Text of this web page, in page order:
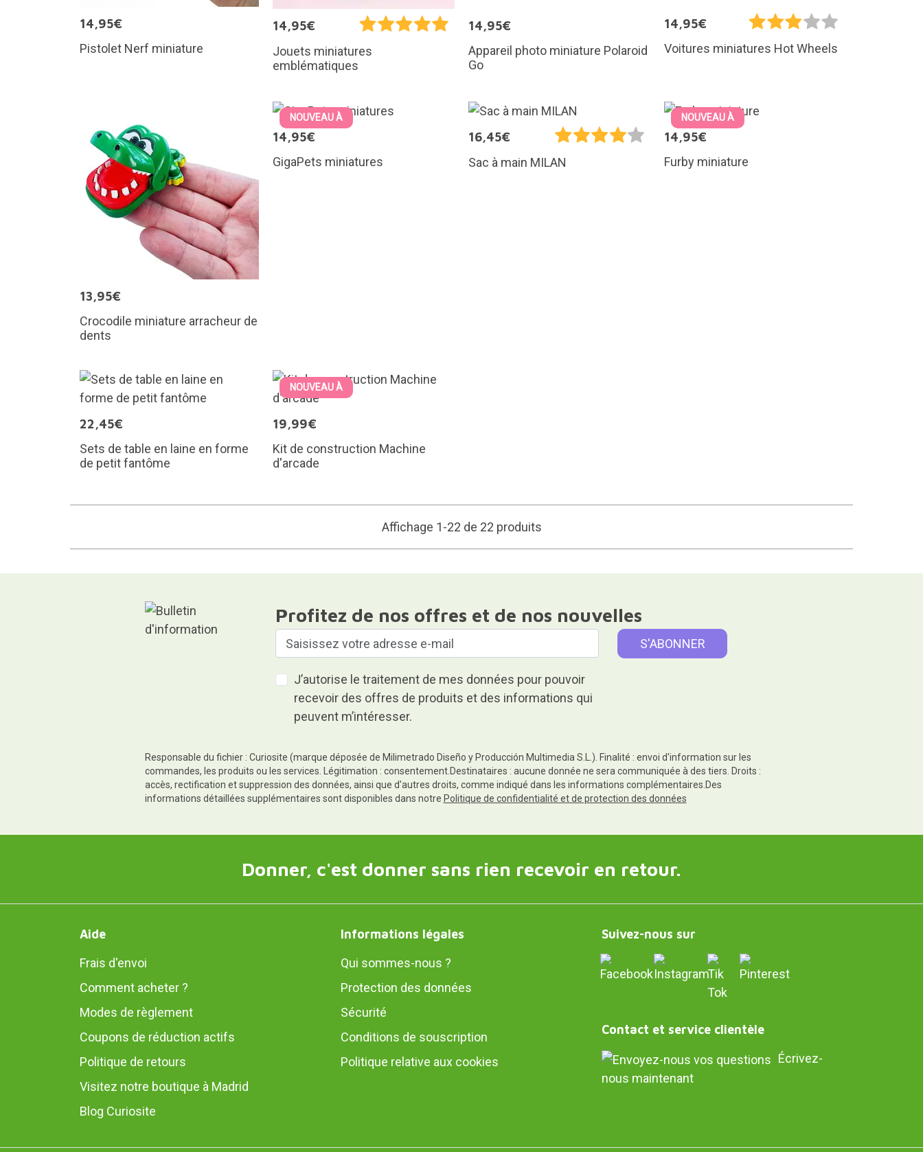
14,95€
Pistolet Nerf miniature
14,95€
Jouets miniatures
emblématiques
14,95€
Appareil photo miniature Polaroid
Go
14,95€
Voitures miniatures Hot Wheels
13,95€
Crocodile miniature arracheur de
dents
NOUVEAU À
14,95€
GigaPets miniatures
16,45€
Sac à main MILAN
NOUVEAU À
14,95€
Furby miniature
22,45€
Sets de table en laine en forme
de petit fantôme
NOUVEAU À
19,99€
Kit de construction Machine
d'arcade
Affichage 1-22 de 22 produits
Profitez de nos offres et de nos nouvelles
J’autorise le traitement de mes données pour pouvoir
recevoir des offres de produits et des informations qui
peuvent m’intéresser.
Responsable du fichier : Curiosite (marque déposée de Milimetrado Diseño y Producción Multimedia S.L.). Finalité : envoi d'information sur les
commandes, les produits ou les services. Légitimation : consentement.Destinataires : aucune donnée ne sera communiquée à des tiers. Droits :
accès, rectification et suppression des données, ainsi que d'autres droits, comme indiqué dans les informations complémentaires.Des
informations détaillées supplémentaires sont disponibles dans notre Politique de confidentialité et de protection des données
Donner, c'est donner sans rien recevoir en retour.
Aide
Frais d'envoi
Comment acheter ?
Modes de règlement
Coupons de réduction actifs
Politique de retours
Visitez notre boutique à Madrid
Blog Curiosite
Informations légales
Qui sommes-nous ?
Protection des données
Sécurité
Conditions de souscription
Politique relative aux cookies
Suivez-nous sur
Contact et service clientèle
Écrivez-
nous maintenant